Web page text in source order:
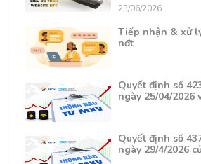
23/06/2026
Tiếp nhận & xử
nđt
Quyết định số
ngày 25/04/2026
Quyết định số
ngày 29/4/2026